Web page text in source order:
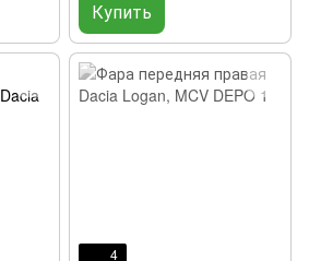
Купить
4